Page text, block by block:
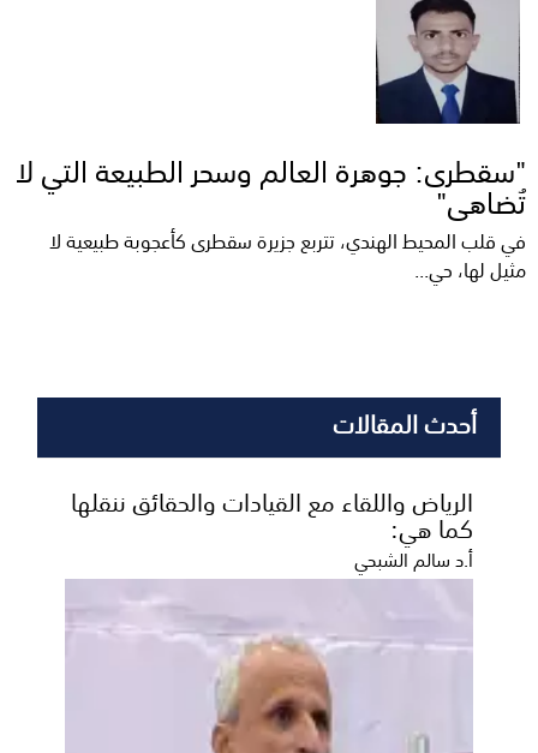
"سقطرى: جوهرة العالم وسحر الطبيعة التي لا
تُضاهى"
في قلب المحيط الهندي، تتربع جزيرة سقطرى كأعجوبة طبيعية لا
مثيل لها، حي...
أحدث المقالات
الرياض واللقاء مع القيادات والحقائق ننقلها
كما هي:
أ.د سالم الشبحي